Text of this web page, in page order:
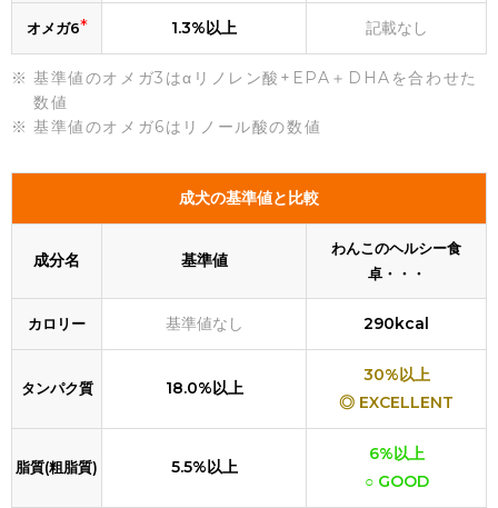
オメガ6* 1.3%以上 記載なし
基準値のオメガ3はαリノレン酸+EPA＋DHAを合わせた
数値
基準値のオメガ6はリノール酸の数値
成犬の基準値と比較
成分名 基準値
わんこのヘルシー食
卓・・・
カロリー 基準値なし 290kcal
タンパク質 18.0%以上
30%以上
◎ EXCELLENT
脂質(粗脂質) 5.5%以上
6%以上
○ GOOD